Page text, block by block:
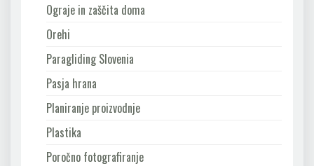
Ograje in zaščita doma
Orehi
Paragliding Slovenia
Pasja hrana
Planiranje proizvodnje
Plastika
Poročno fotografiranje